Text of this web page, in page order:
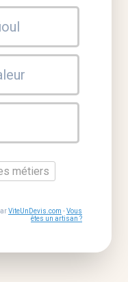
métiers
ViteUnDevis.com -Vous
êtes un artisan ?